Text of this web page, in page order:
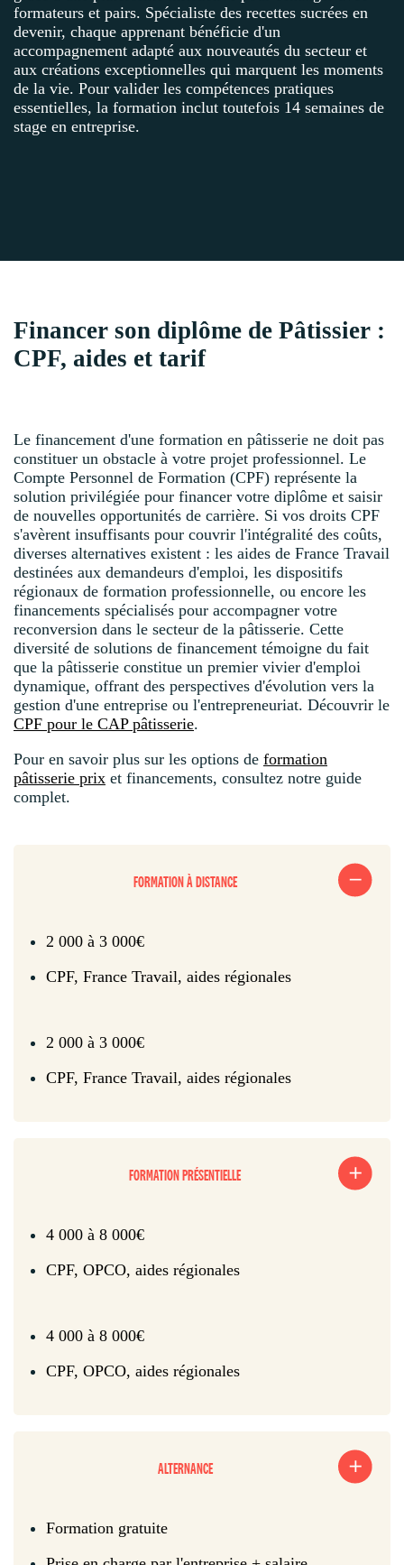
formateurs et pairs. Spécialiste des recettes sucrées en
devenir, chaque apprenant bénéficie d'un
accompagnement adapté aux nouveautés du secteur et
aux créations exceptionnelles qui marquent les moments
de la vie. Pour valider les compétences pratiques
essentielles, la formation inclut toutefois 14 semaines de
stage en entreprise.
Financer son diplôme de Pâtissier :
CPF, aides et tarif
Le financement d'une formation en pâtisserie ne doit pas
constituer un obstacle à votre projet professionnel. Le
Compte Personnel de Formation (CPF) représente la
solution privilégiée pour financer votre diplôme et saisir
de nouvelles opportunités de carrière. Si vos droits CPF
s'avèrent insuffisants pour couvrir l'intégralité des coûts,
diverses alternatives existent : les aides de France Travail
destinées aux demandeurs d'emploi, les dispositifs
régionaux de formation professionnelle, ou encore les
financements spécialisés pour accompagner votre
reconversion dans le secteur de la pâtisserie. Cette
diversité de solutions de financement témoigne du fait
que la pâtisserie constitue un premier vivier d'emploi
dynamique, offrant des perspectives d'évolution vers la
gestion d'une entreprise ou l'entrepreneuriat. Découvrir le
CPF pour le CAP pâtisserie.
Pour en savoir plus sur les options de formation
pâtisserie prix et financements, consultez notre guide
complet.
FORMATION À DISTANCE
2 000 à 3 000€
CPF, France Travail, aides régionales
2 000 à 3 000€
CPF, France Travail, aides régionales
FORMATION PRÉSENTIELLE
4 000 à 8 000€
CPF, OPCO, aides régionales
4 000 à 8 000€
CPF, OPCO, aides régionales
ALTERNANCE
Formation gratuite